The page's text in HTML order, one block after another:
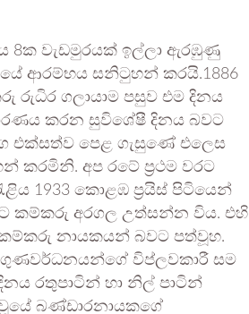
8ක වැඩමුරයක් ඉල්ලා ඇරඹුණු
ආරම්භය සනිටුහන් කරයි.1886
රුධිර ගලායාම පසුව එම දිනය
කරන සුවිශේෂී දිනය බවට
එක්සත්ව පෙළ ගැසුණේ එලෙස
අප රටේ ප්‍රථම වරට
1933 කොළඹ ප්‍රයිස් පිටියෙන්
කම්කරු අරගල උත්සන්න විය. එහි
කම්කරු නායකයන් බවට පත්වූහ.
ගුණවර්ධනයන්ගේ විප්ලවකාරී සම
රතුපාටින් හා නිල් පාටින්
වූයේ බණ්ඩාරනායකගේ